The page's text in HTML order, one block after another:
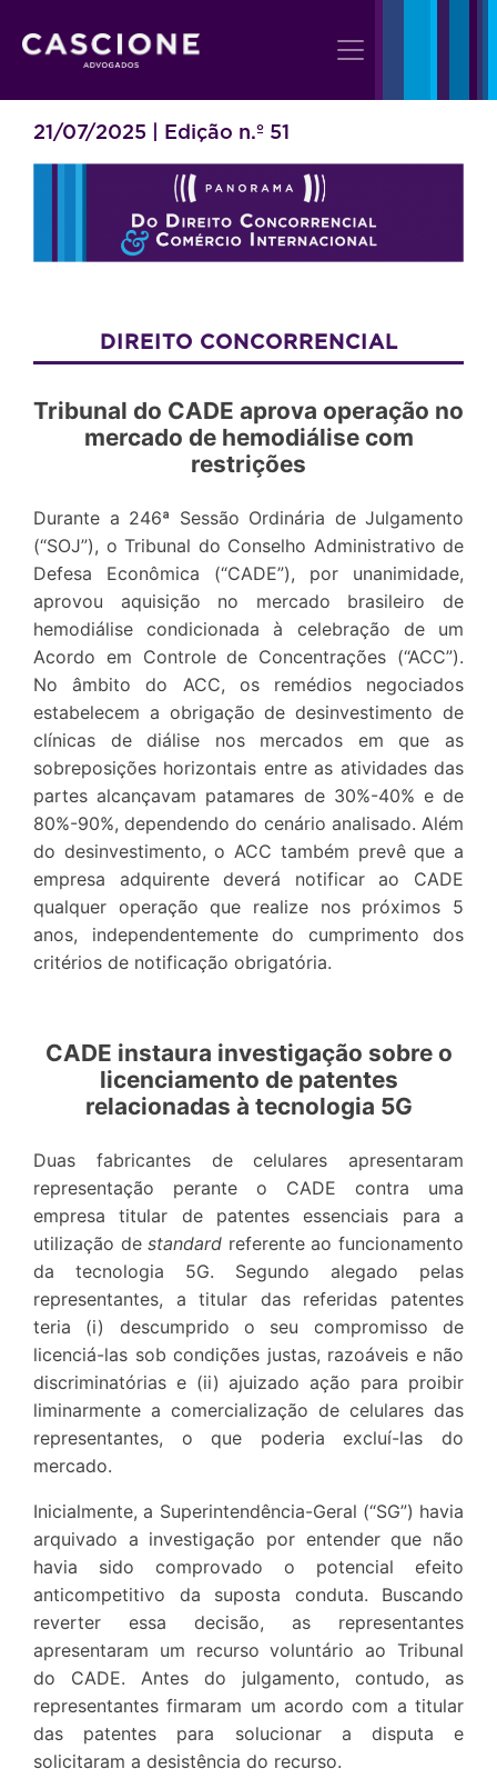
21/07/2025 | Edição n.º 51
DIREITO CONCORRENCIAL
Tribunal do CADE aprova operação no
mercado de hemodiálise com
restrições
Durante a 246ª Sessão Ordinária de Julgamento
(“SOJ”), o Tribunal do Conselho Administrativo de
Defesa Econômica (“CADE”), por unanimidade,
aprovou aquisição no mercado brasileiro de
hemodiálise condicionada à celebração de um
Acordo em Controle de Concentrações (“ACC”).
No âmbito do ACC, os remédios negociados
estabelecem a obrigação de desinvestimento de
clínicas de diálise nos mercados em que as
sobreposições horizontais entre as atividades das
partes alcançavam patamares de 30%-40% e de
80%-90%, dependendo do cenário analisado. Além
do desinvestimento, o ACC também prevê que a
empresa adquirente deverá notificar ao CADE
qualquer operação que realize nos próximos 5
anos, independentemente do cumprimento dos
critérios de notificação obrigatória.
CADE instaura investigação sobre o
licenciamento de patentes
relacionadas à tecnologia 5G
Duas fabricantes de celulares apresentaram
representação perante o CADE contra uma
empresa titular de patentes essenciais para a
utilização destandard referente ao funcionamento
da tecnologia 5G. Segundo alegado pelas
representantes, a titular das referidas patentes
teria (i) descumprido o seu compromisso de
licenciá-las sob condições justas, razoáveis e não
discriminatórias e (ii) ajuizado ação para proibir
liminarmente a comercialização de celulares das
representantes, o que poderia excluí-las do
mercado.
Inicialmente, a Superintendência-Geral (“SG”) havia
arquivado a investigação por entender que não
havia sido comprovado o potencial efeito
anticompetitivo da suposta conduta. Buscando
reverter essa decisão, as representantes
apresentaram um recurso voluntário ao Tribunal
do CADE. Antes do julgamento, contudo, as
representantes firmaram um acordo com a titular
das patentes para solucionar a disputa e
solicitaram a desistência do recurso.